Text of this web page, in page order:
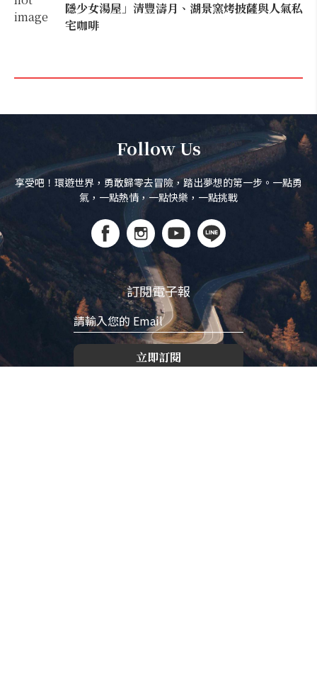
隱少女湯屋」清豐濤月、湖景窯烤披薩與人氣私
宅咖啡
Follow Us
享受吧！環遊世界，勇敢歸零去冒險，踏出夢想的第一步。一點勇
氣，一點熱情，一點快樂，一點挑戰
訂閱電子報
立即訂閱